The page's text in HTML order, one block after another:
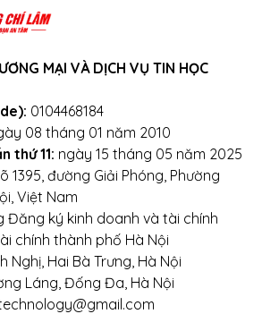
Với tiêu chí chất lượng là
thôi cam kết không bán
chất lượng, gây ảnh hưởng
của khách hàng.Tường Chí
10 cho sự tin cậy
dụng pin laptop:
đập, rơi vỡ, móp méo, tác
ngoài vào
với nước.
MẠI VÀ DỊCH VỤ TIN HỌC
0104468184
08 tháng 01 năm 2010
thứ 11: ngày 15 tháng 05 năm 2025
1395, đường Giải Phóng, Phường
Việt Nam
Đăng ký kinh doanh và tài chính
chính thành phố Hà Nội
Nghị, Hai Bà Trưng, Hà Nội
Láng, Đống Đa, Hà Nội